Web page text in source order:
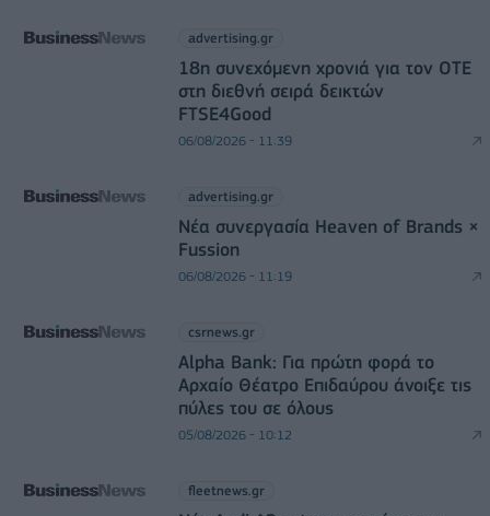
advertising.gr
18η συνεχόμενη χρονιά για τον ΟΤΕ
στη διεθνή σειρά δεικτών
FTSE4Good
06/08/2026 - 11:39
advertising.gr
Νέα συνεργασία Heaven of Brands ×
Fussion
06/08/2026 - 11:19
csrnews.gr
Alpha Bank: Για πρώτη φορά το
Αρχαίο Θέατρο Επιδαύρου άνοιξε τις
πύλες του σε όλους
05/08/2026 - 10:12
fleetnews.gr